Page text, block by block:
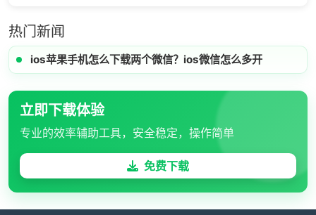
热门新闻
ios苹果手机怎么下载两个微信？ios微信怎么多开
立即下载体验
专业的效率辅助工具，安全稳定，操作简单
免费下载